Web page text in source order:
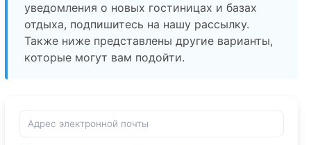
уведомления о новых гостиницах и базах
отдыха, подпишитесь на нашу рассылку.
Также ниже представлены другие варианты,
которые могут вам подойти.